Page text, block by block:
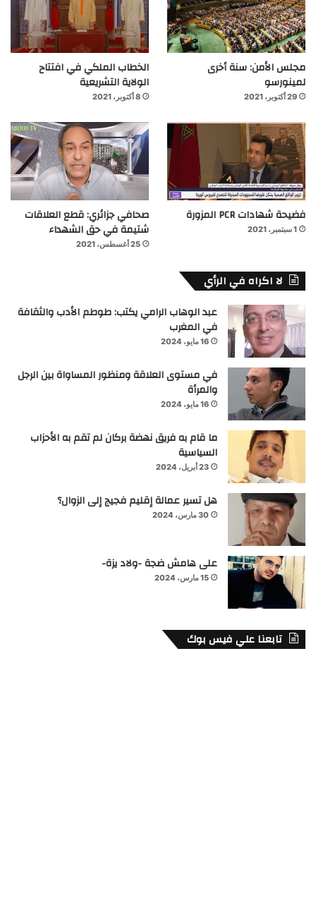
مجلس الأمن: سنة أخرى
لمينورسو
29 أكتوبر، 2021
الخطاب الملكي في افتتاح
الولاية التشريعية
8 أكتوبر، 2021
فضيحة شهادات PCR المزورة
1 سبتمبر، 2021
صحافي جزائري: قطع العلاقات
شتيمة في حق الشهداء
25 أغسطس، 2021
لا اكراه في الرأي
عبد الوهاب الرامي يكتب: طوطم الأدب والثقافة
في المغرب
16 مايو، 2024
في مستوى العلاقة ومنظور المساواة بين الرجل
والمرأة
16 مايو، 2024
ما قام به فريق نهضة بركان لم تقم به الأحزاب
السياسية
23 أبريل، 2024
هل تسير عمالة إقليم فجيج إلى الزوال؟
30 مارس، 2024
على هامش ضجة -ولاد يزة-
15 مارس، 2024
تابعنا علي فيس بوك